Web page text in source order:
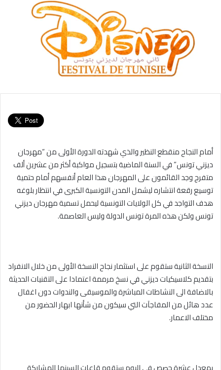
أمام النجاح منقطع النظير والذي شهدته الدورة الأولى من “مهرجان
ديزني تونس” في السنة الماضية بتسجيل مواكبة أكثر من عشرين ألف
متفرج وجد القائمون على المهرجان هذا العام أنفسهم أمام حتمية
توسيع رقعة انتشاره ليشمل المدن التونسية الكبرى في انتظار بلوغه
هدف التواجد في كل الولايات التونسية ليحمل تسمية مهرجان ديزني
تونس ولكن هذه المرة تونس الدولة وليس العاصمة.
النسخة الثانية ستقوم على استثمار نجاح النسخة الأولى من خلال الانفراد
بتقديم كلاسيكيات ديزني في نسخ مرممة اعتمادا على التقنيات الحديثة
بالاضافة الى النشاطات المباشرة والموسيقى والندوات دون اغفال
عدد هائل من المفاجآت التي سيكون من شأنها ابهار الحضور من
مختلف الاعمار.